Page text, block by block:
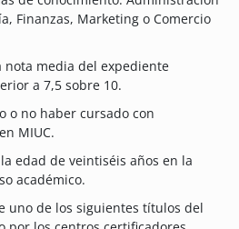
Finanzas, Marketing o Comercio
media del expediente
a 7,5 sobre 10.
o no haber cursado con
MIUC.
edad de veintiséis años en la
académico.
uno de los siguientes títulos del